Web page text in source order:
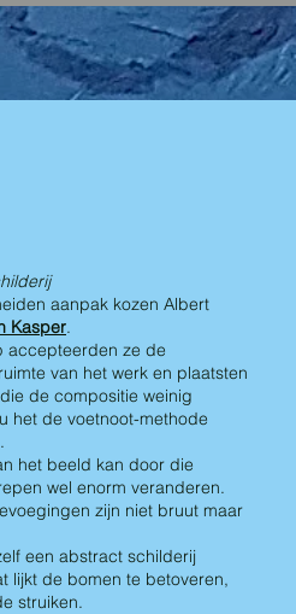
aanpak kozen Albert
Kasper.
accepteerden ze de
van het werk en plaatsten
de compositie weinig
het de voetnoot-methode
het beeld kan door die
wel enorm veranderen.
zijn niet bruut maar
een abstract schilderij
lijkt de bomen te betoveren,
struiken.